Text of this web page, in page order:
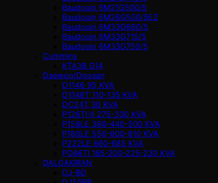
Baudouin 6M21G500/5
Baudouin 6M26G500/5E2
Baudouin 6M33G660/5
Baudouin 6M33G715/5
Baudouin 6M33G750/5
Cummins
KTA38 G14
Daewoo/Doosan
D1146 95 KVA
D1146T 110-135 KVA
DC24T 30 KVA
P126TI-II 275-330 KVA
P158LE 380-440-500 KVA
P180LE 550-600-610 KVA
P222LE 660-685 KVA
PO86TI 165-200-225-230 KVA
DALGAKIRAN
DJ-BD